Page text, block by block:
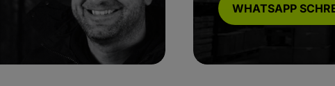
WHATSAPP